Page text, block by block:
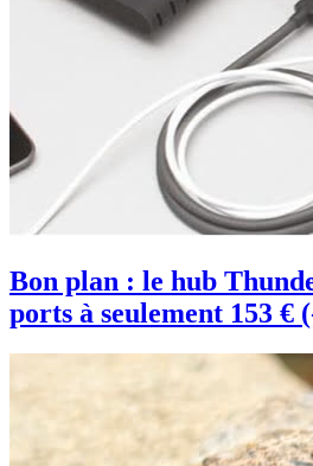
Bon plan : le hub
ports à seulement 153 €